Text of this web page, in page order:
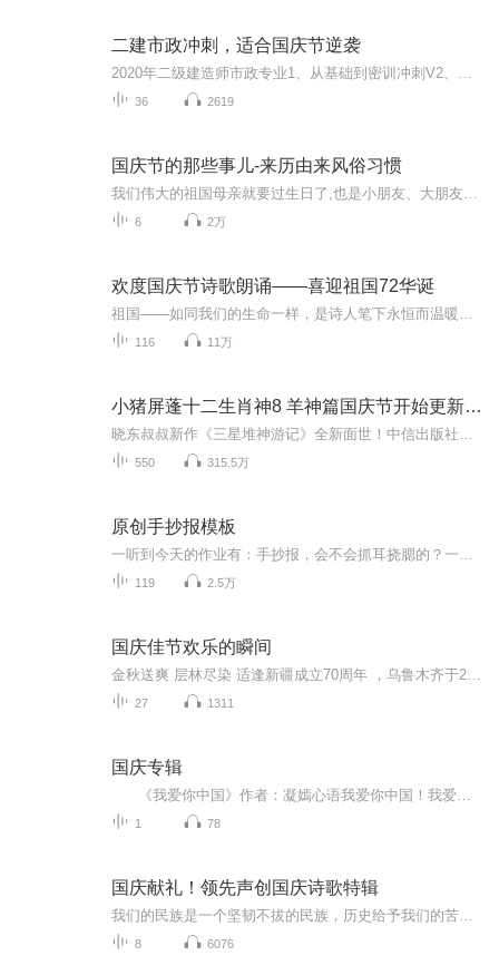
二建市政冲刺，适合国庆节逆袭
36 2619
国庆节的那些事儿-来历由来风俗习惯
6 2万
欢度国庆节诗歌朗诵——喜迎祖国72华诞
116 11万
小猪屏蓬十二生肖神8 羊神篇国庆节开始更新啦！
550 315.5万
原创手抄报模板
119 2.5万
国庆佳节欢乐的瞬间
27 1311
国庆专辑
1 78
国庆献礼！领先声创国庆诗歌特辑
8 6076